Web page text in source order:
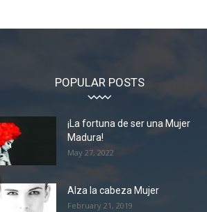
POPULAR POSTS
¡La fortuna de ser una Mujer
Madura!
May 27, 2022
Alza la cabeza Mujer
February 21, 2019